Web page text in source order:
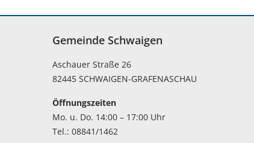
Gemeinde Schwaigen
Aschauer Straße 26
82445 SCHWAIGEN-GRAFENASCHAU
Öffnungszeiten
Mo. u. Do. 14:00 – 17:00 Uhr
Tel.: 08841/1462